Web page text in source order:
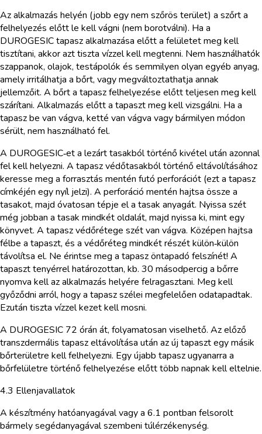
Az alkalmazás helyén (jobb egy nem szőrös terület) a szőrt a
felhelyezés előtt le kell vágni (nem borotválni). Ha a
DUROGESIC tapasz alkalmazása előtt a felületet meg kell
tisztítani, akkor azt tiszta vízzel kell megtenni. Nem használhatók
szappanok, olajok, testápolók és semmilyen olyan egyéb anyag,
amely irritálhatja a bőrt, vagy megváltoztathatja annak
jellemzőit. A bőrt a tapasz felhelyezése előtt teljesen meg kell
szárítani. Alkalmazás előtt a tapaszt meg kell vizsgálni. Ha a
tapasz be van vágva, ketté van vágva vagy bármilyen módon
sérült, nem használható fel.
A DUROGESIC‑et a lezárt tasakból történő kivétel után azonnal
fel kell helyezni. A tapasz védőtasakból történő eltávolításához
keresse meg a forrasztás mentén futó perforációt (ezt a tapasz
címkéjén egy nyíl jelzi). A perforáció mentén hajtsa össze a
tasakot, majd óvatosan tépje el a tasak anyagát. Nyissa szét
még jobban a tasak mindkét oldalát, majd nyissa ki, mint egy
könyvet. A tapasz védőrétege szét van vágva. Középen hajtsa
félbe a tapaszt, és a védőréteg mindkét részét külön‑külön
távolítsa el. Ne érintse meg a tapasz öntapadó felszínét! A
tapaszt tenyérrel határozottan, kb. 30 másodpercig a bőrre
nyomva kell az alkalmazás helyére felragasztani. Meg kell
győződni arról, hogy a tapasz szélei megfelelően odatapadtak.
Ezután tiszta vízzel kezet kell mosni.
A DUROGESIC 72 órán át, folyamatosan viselhető. Az előző
transzdermális tapasz eltávolítása után az új tapaszt egy másik
bőrterületre kell felhelyezni. Egy újabb tapasz ugyanarra a
bőrfelületre történő felhelyezése előtt több napnak kell eltelnie.
4.3 Ellenjavallatok
A készítmény hatóanyagával vagy a 6.1 pontban felsorolt
bármely segédanyagával szembeni túlérzékenység.